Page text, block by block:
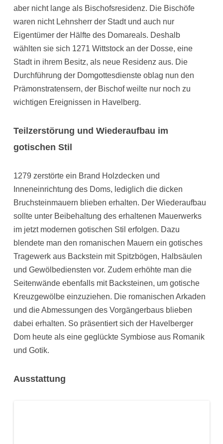
aber nicht lange als Bischofsresidenz. Die Bischöfe
waren nicht Lehnsherr der Stadt und auch nur
Eigentümer der Hälfte des Domareals. Deshalb
wählten sie sich 1271 Wittstock an der Dosse, eine
Stadt in ihrem Besitz, als neue Residenz aus. Die
Durchführung der Domgottesdienste oblag nun den
Prämonstratensern, der Bischof weilte nur noch zu
wichtigen Ereignissen in Havelberg.
Teilzerstörung und Wiederaufbau im
gotischen Stil
1279 zerstörte ein Brand Holzdecken und
Inneneinrichtung des Doms, lediglich die dicken
Bruchsteinmauern blieben erhalten. Der Wiederaufbau
sollte unter Beibehaltung des erhaltenen Mauerwerks
im jetzt modernen gotischen Stil erfolgen. Dazu
blendete man den romanischen Mauern ein gotisches
Tragewerk aus Backstein mit Spitzbögen, Halbsäulen
und Gewölbediensten vor. Zudem erhöhte man die
Seitenwände ebenfalls mit Backsteinen, um gotische
Kreuzgewölbe einzuziehen. Die romanischen Arkaden
und die Abmessungen des Vorgängerbaus blieben
dabei erhalten. So präsentiert sich der Havelberger
Dom heute als eine geglückte Symbiose aus Romanik
und Gotik.
Ausstattung